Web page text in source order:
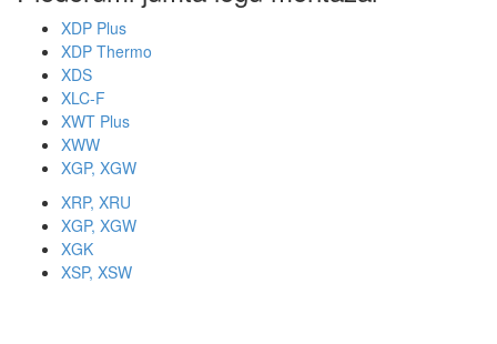
XDP Plus
XDP Thermo
XDS
XLC-F
XWT Plus
XWW
XGP, XGW
XRP, XRU
XGP, XGW
XGK
XSP, XSW